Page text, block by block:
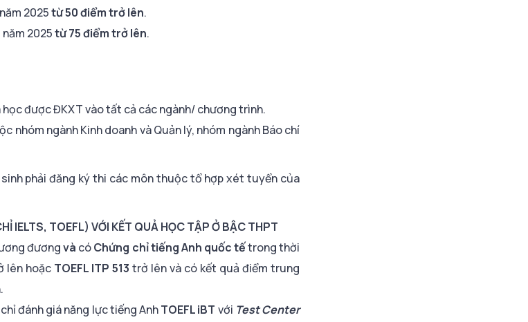
năm 2025từ 50 điểm trở lên.
năm 2025từ 75 điểm trở lên.
học được ĐKXT vào tất cả các ngành/ chương trình.
nhóm ngành Kinh doanh và Quản lý, nhóm ngành Báo chí
phải đăng ký thi các môn thuộc tổ hợp xét tuyển của
IELTS, TOEFL) VỚI KẾT QUẢ HỌC TẬP Ở BẬC THPT
đươngvà cóChứng chỉ tiếng Anh quốc tếtrong thời
lên hoặc TOEFL ITP 513 trở lên và có kết quả điểm trung
đánh giá năng lực tiếng AnhTOEFL iBT với Test Center